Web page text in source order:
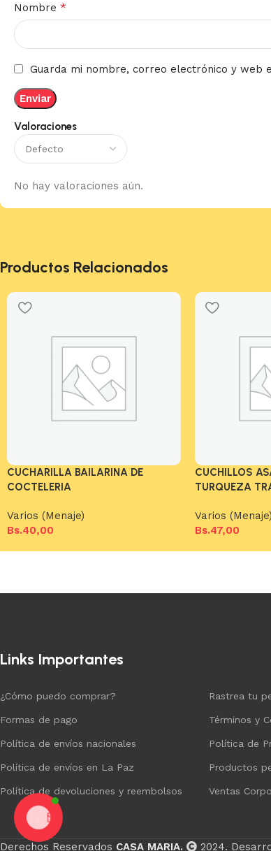
Valoraciones
No hay valoraciones aún.
Nombre *
Guarda mi nombre, correo electrónico y web
Productos Relacionados
CUCHARILLA BAILARINA DE
COCTELERIA
Varios (Menaje)
Bs.40,00
Añadir al carrito
CUCHILLOS
TURQUEZA
Varios (Menaje)
Bs.47,00
Añadir al
Links Importantes
¿Cómo puedo comprar?
Formas de pago
Política de envíos nacionales
Política de envíos en La Paz
Política de devoluciones y reembolsos
Rastrea tu
Términos y
Política de
Productos
Ventas
Derechos Reservados CASA MARIA. 2024.
Chat